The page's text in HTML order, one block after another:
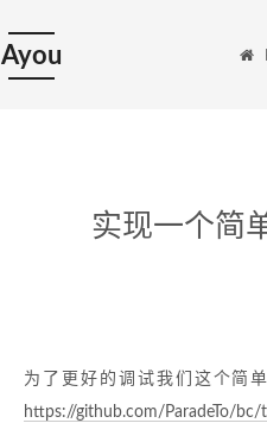
Ayou
实现一个简
为了更好的调试我们这个简
https://github.com/ParadeTo/bc/